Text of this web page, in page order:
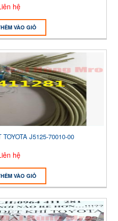
hệ
VÀO GIỎ
J5125-70010-00
hệ
VÀO GIỎ